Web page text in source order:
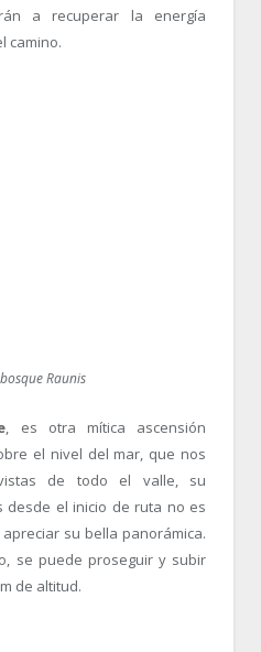
a recuperar la energía
camino.
Raunis
, es otra mítica ascensión
el nivel del mar, que nos
de todo el valle, su
desde el inicio de ruta no es
su bella panorámica.
se puede proseguir y subir
de altitud.